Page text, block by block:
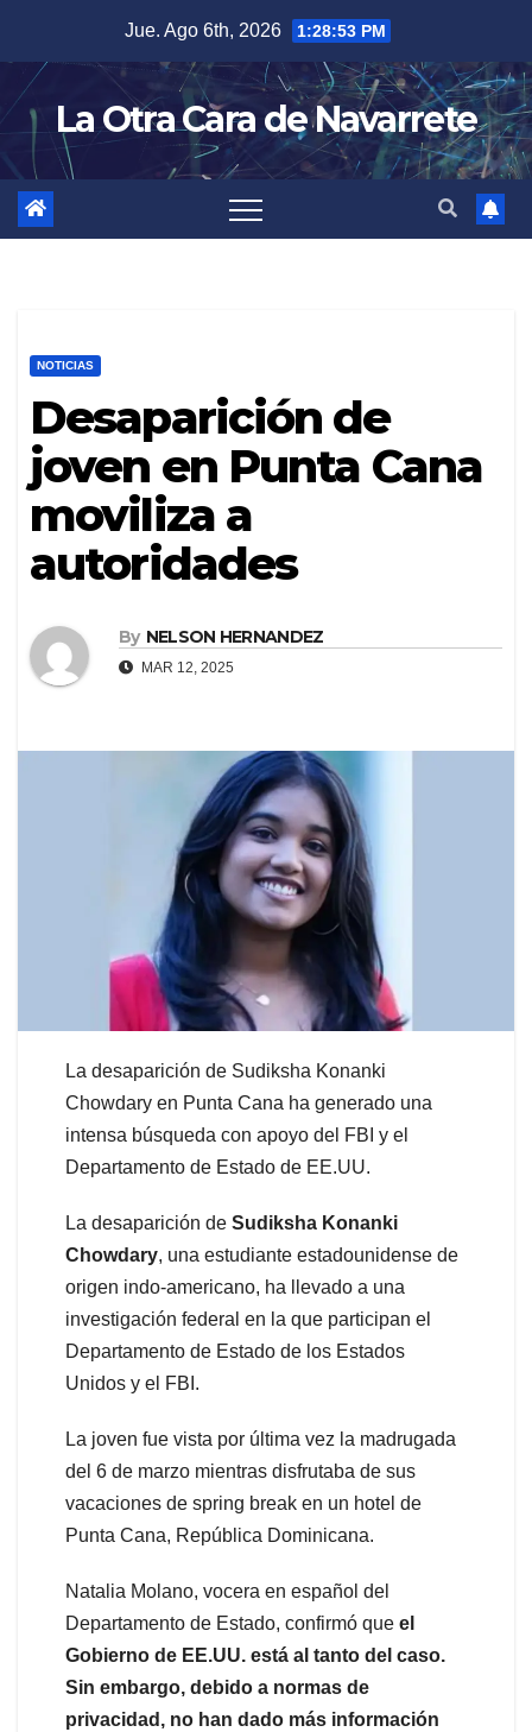
content
Jue. Ago 6th, 2026 1:28:54 PM
La Otra Cara de Navarrete
NOTICIAS
Desaparición de
joven en Punta Cana
moviliza a
autoridades
By NELSON HERNANDEZ
MAR 12, 2025
La desaparición de Sudiksha Konanki
Chowdary en Punta Cana ha generado una
intensa búsqueda con apoyo del FBI y el
Departamento de Estado de EE.UU.
La desaparición de Sudiksha Konanki
Chowdary, una estudiante estadounidense de
origen indo-americano, ha llevado a una
investigación federal en la que participan el
Departamento de Estado de los Estados
Unidos y el FBI.
La joven fue vista por última vez la madrugada
del 6 de marzo mientras disfrutaba de sus
vacaciones de spring break en un hotel de
Punta Cana, República Dominicana.
Natalia Molano, vocera en español del
Departamento de Estado, confirmó que el
Gobierno de EE.UU. está al tanto del caso.
Sin embargo, debido a normas de
privacidad, no han dado más información